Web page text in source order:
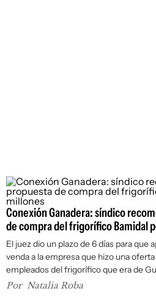
Conexión Ganadera: síndico
de compra del frigorífico Bamidal
El juez dio un plazo de 6 días para que
venda a la empresa que hizo una
empleados del frigorífico que era de
Por Natalia Roba